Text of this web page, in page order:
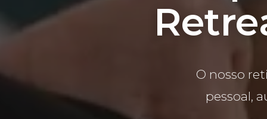
O nosso
pessoal,